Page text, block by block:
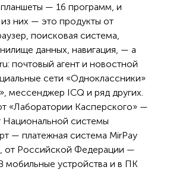
— 16 программ, и
них — это продукты от
поисковая система,
данных, навигация, — а
почтовый агент и новостной
сети «Одноклассники»
мессенджер ICQ и ряд других.
«Лаборатории Касперского» —
Национальной системы
— платежная система MirPay
от Российской Федерации —
мобильные устройства и в ПК